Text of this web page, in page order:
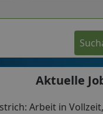
Aktuelle
Arbeit in